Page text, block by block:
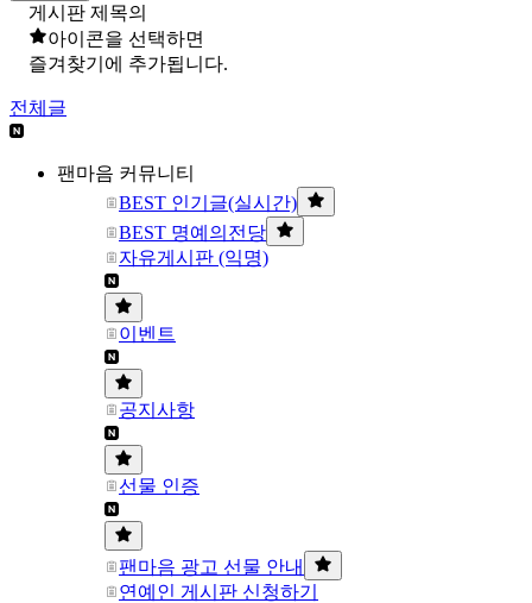
게시판 제목의
아이콘을 선택하면
즐겨찾기에 추가됩니다.
전체글
팬마음 커뮤니티
BEST 인기글(실시간)
BEST 명예의전당
자유게시판 (익명)
이벤트
공지사항
선물 인증
팬마음 광고 선물 안내
연예인 게시판 신청하기